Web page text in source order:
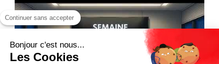
Continuer sans accepter
Bonjour c'est nous...
Les Cookies